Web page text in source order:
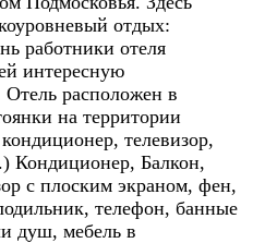
отдых:
работники отеля
интересную
расположен в
на территории
телевизор,
Кондиционер, Балкон,
с плоским экраном, фен,
телефон, банные
душ, мебель в